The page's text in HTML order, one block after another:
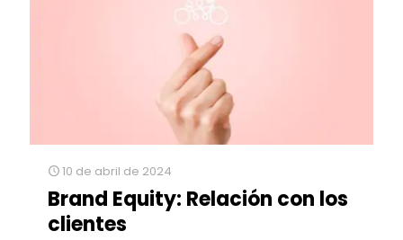
10 de abril de 2024
Brand Equity: Relación con los
clientes